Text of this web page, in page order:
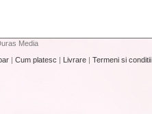
Media
| Cum platesc | Livrare | Termeni si conditii